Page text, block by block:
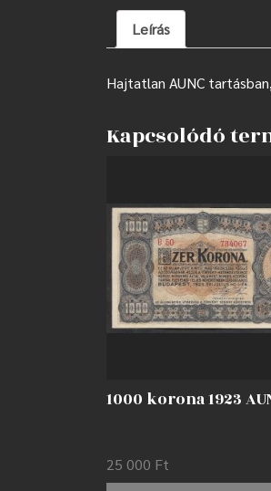
Leírás
Hajtatlan AUNC
Kapcsolódó
1000 korona 1923
25 000 Ft